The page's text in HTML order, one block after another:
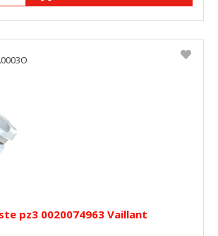
pz3 0020074963 Vaillant